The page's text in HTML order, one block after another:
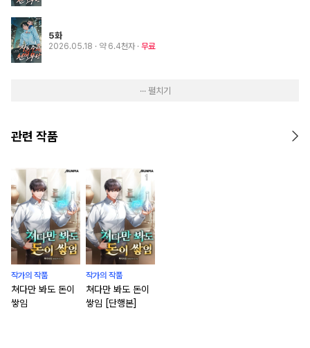
5화
2026.05.18 · 약 6.4천자 무료
··· 펼치기
관련 작품
작가의 작품
쳐다만 봐도 돈이
쌓임
작가의 작품
쳐다만 봐도 돈이
쌓임 [단행본]